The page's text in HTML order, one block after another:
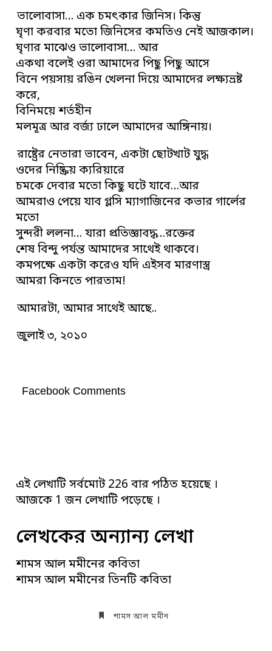
ভালোবাসা… এক চমৎকার জিনিস। কিন্তু
ঘৃণা করবার মতো জিনিসের কমতিও নেই আজকাল।
ঘৃণার মাঝেও ভালোবাসা… আর
একথা বলেই ওরা আমাদের পিছু পিছু আসে
বিনে পয়সায় রঙিন খেলনা দিয়ে আমাদের লক্ষ্যভ্রষ্ট
করে,
বিনিময়ে শর্তহীন
মলমূত্র আর বর্জ্য ঢালে আমাদের আঙ্গিনায়।
রাষ্ট্রের নেতারা ভাবেন, একটা ছোটখাট যুদ্ধ
ওদের নিষ্ক্রিয় ক্যরিয়ারে
চমকে দেবার মতো কিছু ঘটে যাবে…আর
আমরাও পেয়ে যাব গ্লসি ম্যাগাজিনের কভার গার্লের
মতো
সুন্দরী ললনা… যারা প্রতিজ্ঞাবদ্ধ…রক্তের
শেষ বিন্দু পর্যন্ত আমাদের সাথেই থাকবে।
কমপক্ষে একটা করেও যদি এইসব মারণাস্ত্র
আমরা কিনতে পারতাম!
আমারটা, আমার সাথেই আছে..
জুলাই ৩, ২০১০
Facebook Comments
এই লেখাটি সর্বমোট 226 বার পঠিত হয়েছে ।
আজকে 1 জন লেখাটি পড়েছে ।
লেখকের অন্যান্য লেখা
শামস আল মমীনের কবিতা
শামস আল মমীনের তিনটি কবিতা
শামস আল মমীন